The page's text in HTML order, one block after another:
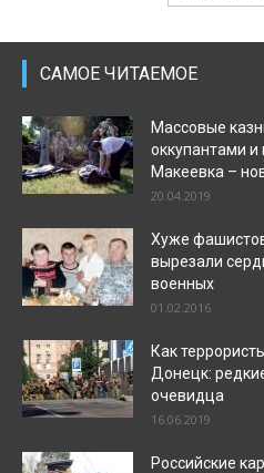
САМОЕ ЧИТАЕМОЕ
Массовые
оккупантами
Макеевка –
20.04.2019
Хуже
вырезали
военных
01.02.2016
Как
Донецк:
очевидца
16.06.2019
Российские